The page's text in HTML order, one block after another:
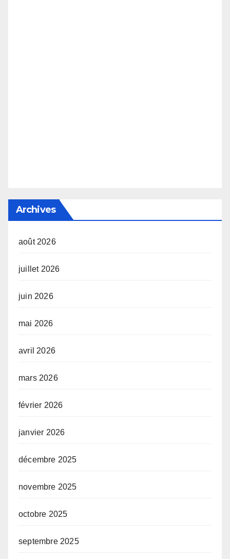
Archives
août 2026
juillet 2026
juin 2026
mai 2026
avril 2026
mars 2026
février 2026
janvier 2026
décembre 2025
novembre 2025
octobre 2025
septembre 2025